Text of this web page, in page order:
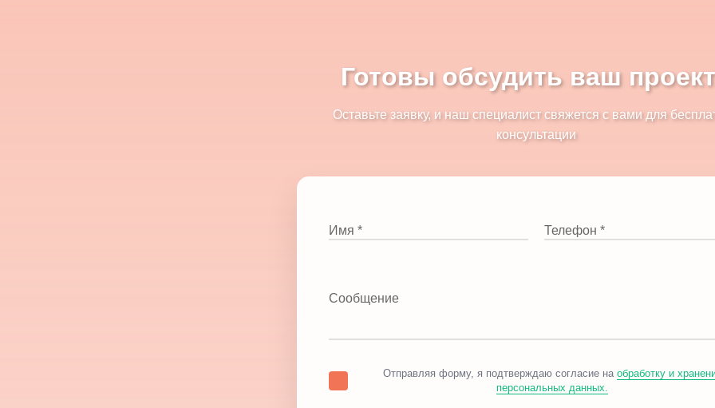
Готовы обсудить ваш
Оставьте заявку, и наш специалист свяжется с вами для
консультации
Имя * Телефон *
Сообщение
Отправляя форму, я подтверждаю согласие на обработку и
персональных данных.